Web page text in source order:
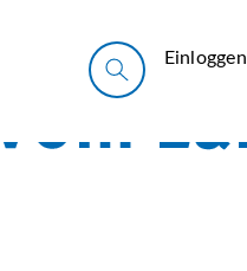
Ein­log­gen